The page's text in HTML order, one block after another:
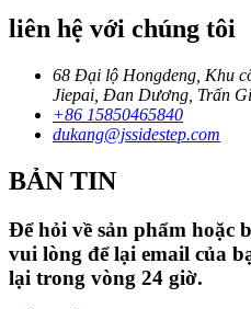
liên hệ với chúng tôi
68 Đại lộ Hongdeng, Khu
Jiepai, Đan Dương, Trấn
+86 15850465840
dukang@jssidestep.com
BẢN TIN
Để hỏi về sản phẩm hoặc
vui lòng để lại email của
lại trong vòng 24 giờ.